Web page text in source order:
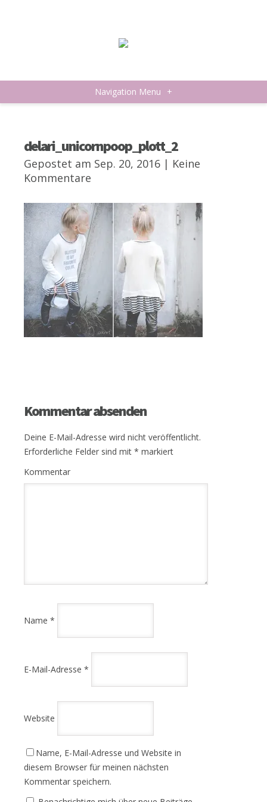
Navigation Menu +
delari_unicornpoop_plott_2
Gepostet am Sep. 20, 2016 | Keine
Kommentare
Kommentar absenden
Deine E-Mail-Adresse wird nicht veröffentlicht.
Erforderliche Felder sind mit * markiert
Kommentar
Name *
E-Mail-Adresse *
Website
Name, E-Mail-Adresse und Website in
diesem Browser für meinen nächsten
Kommentar speichern.